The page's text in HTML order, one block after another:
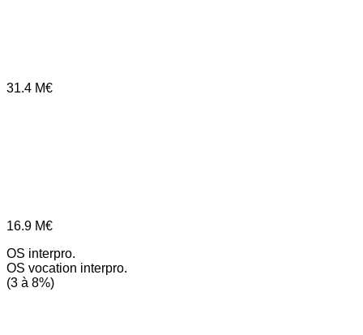
31.4 M€
16.9 M€
OS interpro.
OS vocation interpro.
(3 à 8%)